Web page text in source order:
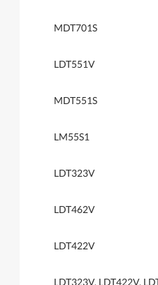
MDT701S
LDT551V
MDT551S
LM55S1
LDT323V
LDT462V
LDT422V
LDT323V, LDT422V,